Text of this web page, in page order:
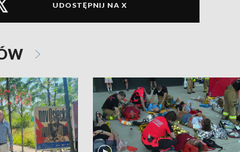
UDOSTĘPNIJ NA X